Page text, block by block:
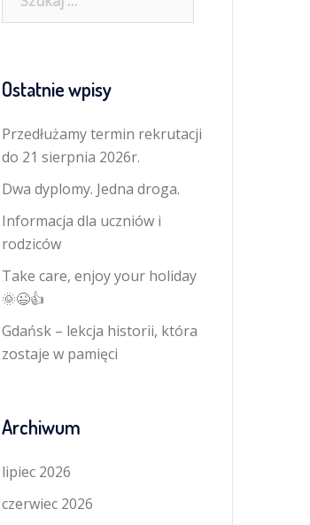
Ostatnie wpisy
Przedłużamy termin rekrutacji
do 21 sierpnia 2026r.
Dwa dyplomy. Jedna droga.
Informacja dla uczniów i
rodziców
Take care, enjoy your holiday
🌞😉👍
Gdańsk – lekcja historii, która
zostaje w pamięci
Archiwum
lipiec 2026
czerwiec 2026